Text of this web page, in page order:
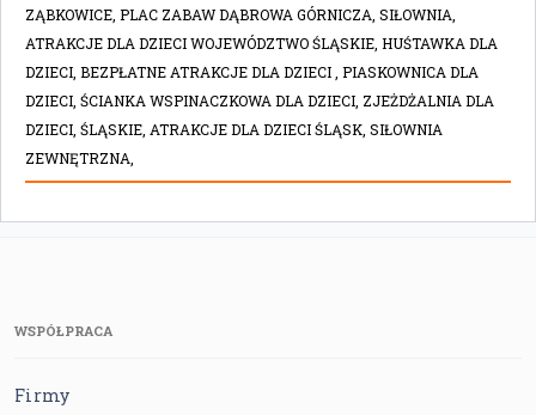
ZĄBKOWICE, PLAC ZABAW DĄBROWA GÓRNICZA, SIŁOWNIA,
ATRAKCJE DLA DZIECI WOJEWÓDZTWO ŚLĄSKIE, HUŚTAWKA DLA
DZIECI, BEZPŁATNE ATRAKCJE DLA DZIECI , PIASKOWNICA DLA
DZIECI, ŚCIANKA WSPINACZKOWA DLA DZIECI, ZJEŻDŻALNIA DLA
DZIECI, ŚLĄSKIE, ATRAKCJE DLA DZIECI ŚLĄSK, SIŁOWNIA
ZEWNĘTRZNA,
WSPÓŁPRACA
Firmy